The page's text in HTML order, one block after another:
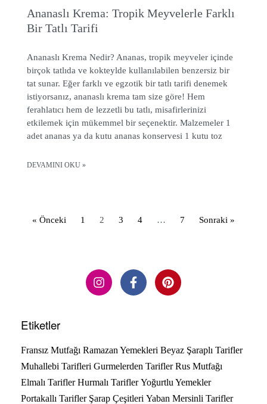
Ananaslı Krema: Tropik Meyvelerle Farklı
Bir Tatlı Tarifi
Ananaslı Krema Nedir? Ananas, tropik meyveler içinde
birçok tatlıda ve kokteylde kullanılabilen benzersiz bir
tat sunar. Eğer farklı ve egzotik bir tatlı tarifi denemek
istiyorsanız, ananaslı krema tam size göre! Hem
ferahlatıcı hem de lezzetli bu tatlı, misafirlerinizi
etkilemek için mükemmel bir seçenektir. Malzemeler 1
adet ananas ya da kutu ananas konservesi 1 kutu toz
DEVAMINI OKU »
« Önceki 1 2 3 4 … 7 Sonraki »
Etiketler
Fransız Mutfağı Ramazan Yemekleri Beyaz Şaraplı Tarifler
Muhallebi Tarifleri Gurmelerden Tarifler Rus Mutfağı
Elmalı Tarifler Hurmalı Tarifler Yoğurtlu Yemekler
Portakallı Tarifler Şarap Çeşitleri Yaban Mersinli Tarifler